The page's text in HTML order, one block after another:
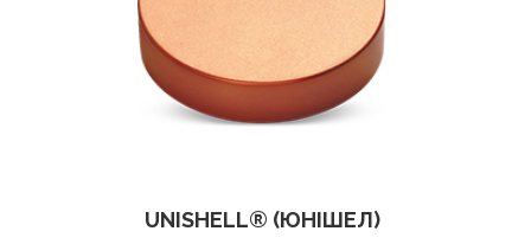
UNISHELL® (ЮНІШЕЛ)